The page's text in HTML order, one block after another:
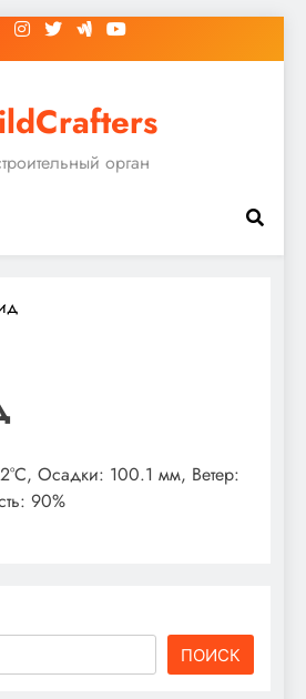
орган
Осадки: 100.1 мм, Ветер:
90%
ПОИСК